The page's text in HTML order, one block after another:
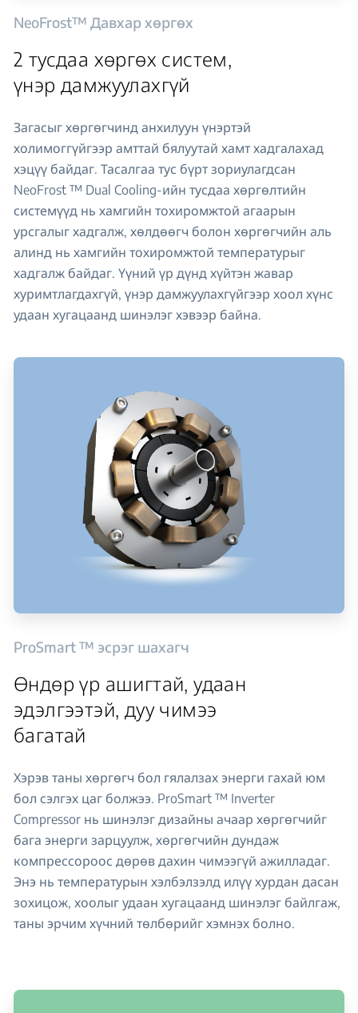
NeoFrost™ Давхар хөргөх
2 тусдаа хөргөх систем,
үнэр дамжуулахгүй
Загасыг хөргөгчинд анхилуун үнэртэй
холимоггүйгээр амттай бялуутай хамт хадгалахад
хэцүү байдаг. Тасалгаа тус бүрт зориулагдсан
NeoFrost ™ Dual Cooling-ийн тусдаа хөргөлтийн
системүүд нь хамгийн тохиромжтой агаарын
урсгалыг хадгалж, хөлдөөгч болон хөргөгчийн аль
алинд нь хамгийн тохиромжтой температурыг
хадгалж байдаг. Үүний үр дүнд хүйтэн жавар
хуримтлагдахгүй, үнэр дамжуулахгүйгээр хоол хүнс
удаан хугацаанд шинэлэг хэвээр байна.
ProSmart ™ эсрэг шахагч
Өндөр үр ашигтай, удаан
эдэлгээтэй, дуу чимээ
багатай
Хэрэв таны хөргөгч бол гялалзах энерги гахай юм
бол сэлгэх цаг болжээ. ProSmart ™ Inverter
Compressor нь шинэлэг дизайны ачаар хөргөгчийг
бага энерги зарцуулж, хөргөгчийн дундаж
компрессороос дөрөв дахин чимээгүй ажилладаг.
Энэ нь температурын хэлбэлзэлд илүү хурдан дасан
зохицож, хоолыг удаан хугацаанд шинэлэг байлгаж,
таны эрчим хүчний төлбөрийг хэмнэх болно.